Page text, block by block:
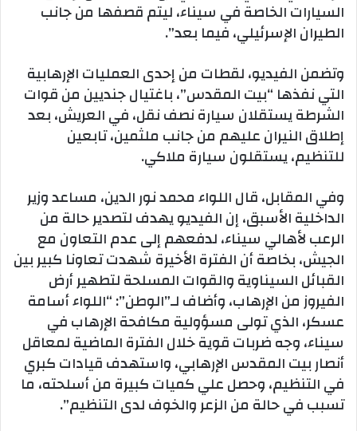
السيارات الخاصة في سيناء، ليتم قصفها من جانب
الطيران الإسرئيلي، فيما بعد”.
وتضمن الفيديو، لقطات من إحدى العمليات الإرهابية
التي نفذها “بيت المقدس”، باغتيال جنديين من قوات
الشرطة يستقلان سيارة نصف نقل، في العريش، بعد
إطلاق النيران عليهم من جانب ملثمين، تابعين
للتنظيم، يستقلون سيارة ملاكي.
وفي المقابل، قال اللواء محمد نور الدين، مساعد وزير
الداخلية الأسبق، إن الفيديو يهدف لتصدير حالة من
الرعب لأهالي سيناء، لدفعهم إلى عدم التعاون مع
الجيش، بخاصة أن الفترة الأخيرة شهدت تعاونا كبير بين
القبائل السيناوية والقوات المسلحة لتطهير أرض
الفيروز من الإرهاب، وأضاف لـ”الوطن”: “اللواء أسامة
عسكر، الذي تولى مسؤولية مكافحة الإرهاب في
سيناء، وجه ضربات قوية خلال الفترة الماضية لمعاقل
أنصار بيت المقدس الإرهابي، واستهدف قيادات كبري
في التنظيم، وحصل علي كميات كبيرة من أسلحته، ما
تسبب في حالة من الزعر والخوف لدى التنظيم”.